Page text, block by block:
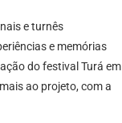
e turnês
e memórias
do festival Turá em
ao projeto, com a